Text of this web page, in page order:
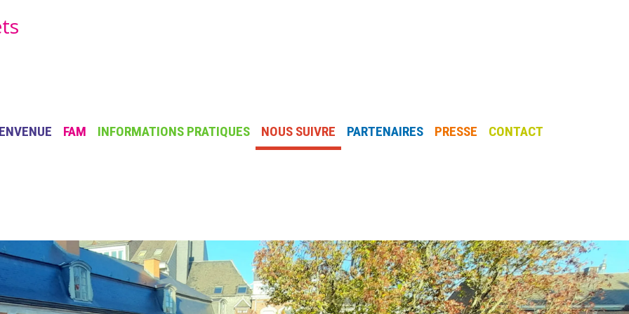
NAVIGATION
FAM INFORMATIONS PRATIQUES NOUS SUIVRE PARTENAIRES PRESSE CONTACT